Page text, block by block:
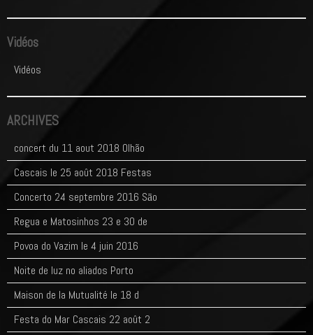
Vidéos
Vidéos
ARCHIVES
concert du 11 aout 2018 Olhão
Cascais le 25 août 2018 Festas
Concerto 24 septembre 2016 Sāo
Regua e Matosinhos 23 e 30 de
Povoa do Vazim le 4 juin 2016
Noite de luz no aliados Porto
Maison de la Mutualité le 18 d
Festa do Mar Cascais 22 août 2